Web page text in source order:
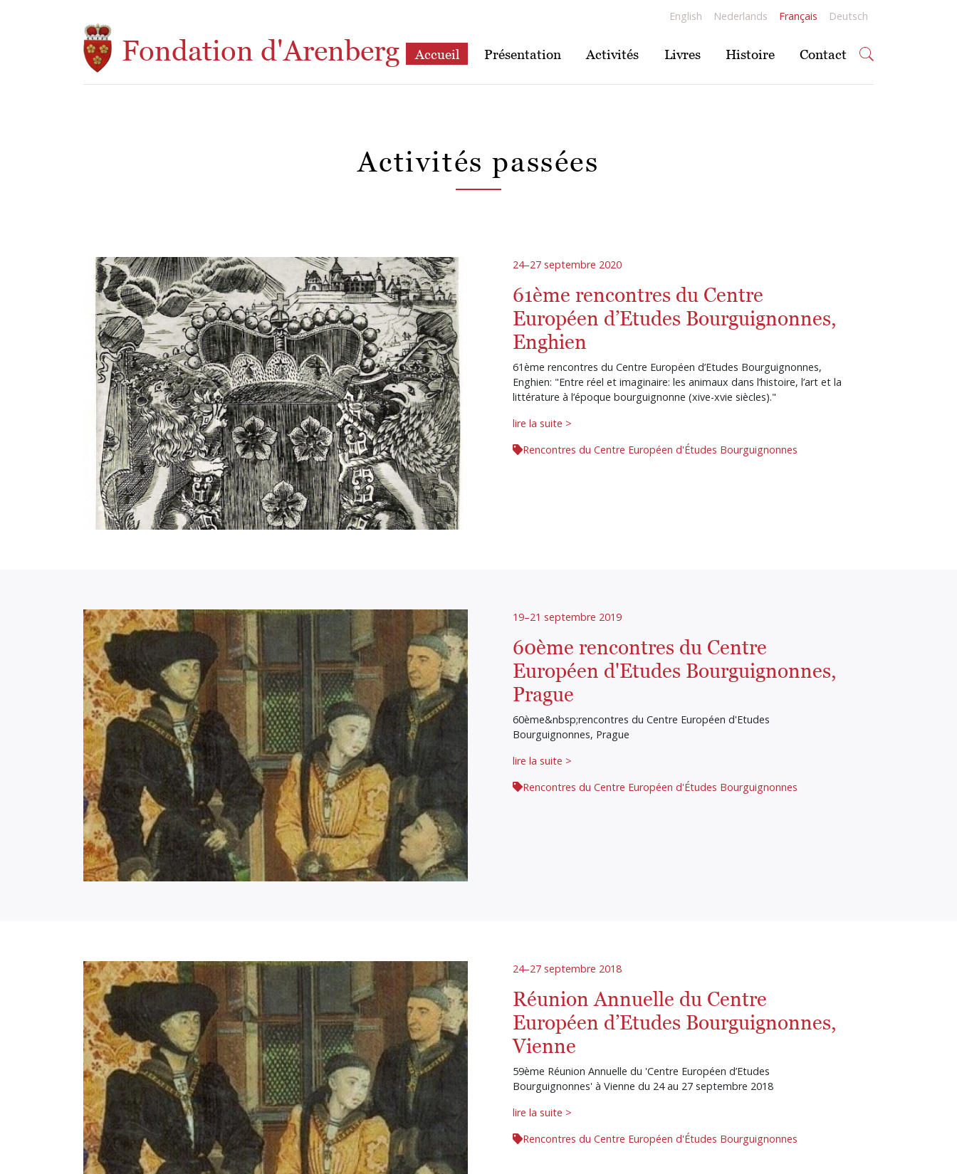
English Nederlands Français Deutsch
Fondation d'Arenberg Accueil Présentation Activités Livres Histoire Contact
Activités passées
24–27 septembre 2020
61ème rencontres du Centre
Européen d’Etudes Bourguignonnes,
Enghien
61ème rencontres du Centre Européen d’Etudes Bourguignonnes,
Enghien: "Entre réel et imaginaire: les animaux dans l’histoire, l’art et la
littérature à l’époque bourguignonne (xive-xvie siècles)."
lire la suite >
Rencontres du Centre Européen d'Études Bourguignonnes
19–21 septembre 2019
60ème rencontres du Centre
Européen d'Etudes Bourguignonnes,
Prague
60ème&nbsp;rencontres du Centre Européen d'Etudes
Bourguignonnes, Prague
lire la suite >
Rencontres du Centre Européen d'Études Bourguignonnes
24–27 septembre 2018
Réunion Annuelle du Centre
Européen d’Etudes Bourguignonnes,
Vienne
59ème Réunion Annuelle du 'Centre Européen d’Etudes
Bourguignonnes' à Vienne du 24 au 27 septembre 2018
lire la suite >
Rencontres du Centre Européen d'Études Bourguignonnes